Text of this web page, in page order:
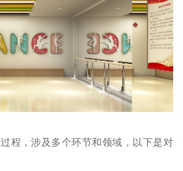
程，涉及多个环节和领域，以下是对